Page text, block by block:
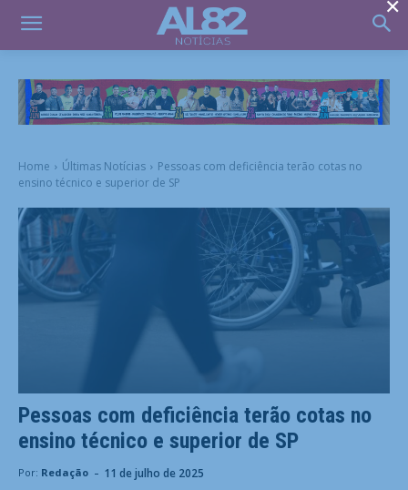
Home Últimas Notícias
Pessoas com deficiência terão cotas no
ensino técnico e superior de SP
Pessoas com deficiência terão cotas no
ensino técnico e superior de SP
Por: Redação - 11 de julho de 2025